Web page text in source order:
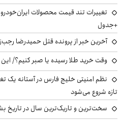
+جدول
آخرین خبر از پرونده قتل حمیدرضا
وقت خرید طلا رسیده یا صبر کنیم؟/
نظم امنیتی خلیج فارس در آستانه یک
تازه شروع می‌شود
سخت‌ترین و تاریک‌ترین سال در تاریخ